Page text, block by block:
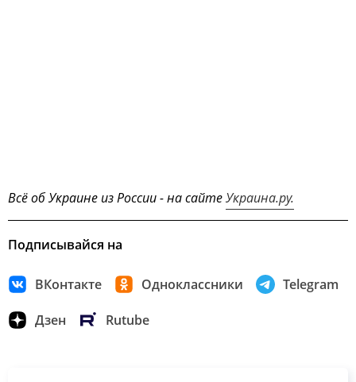
Всё об Украине из России - на сайтеУкраина.ру.
Подписывайся на
ВКонтакте Одноклассники Telegram
Дзен Rutube